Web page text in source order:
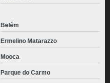
Belém
Ermelino Matarazzo
Mooca
Parque do Carmo